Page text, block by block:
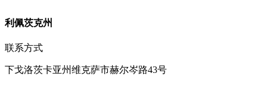
利佩茨克州
联系方式
下戈洛茨卡亚州维克萨市赫尔岑路43号